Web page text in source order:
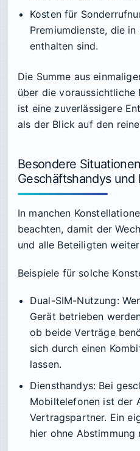
Kosten für
Premiumdienste, die
enthalten sind.
Die Summe aus
über die voraussichtliche
ist eine zuverlässigere
als der Blick auf den
Besondere
Geschäftshandys und
In manchen
beachten, damit der
und alle Beteiligten
Beispiele für solche
Dual-SIM-Nutzung:
Gerät betrieben
ob beide Verträge
sich durch einen
lassen.
Diensthandys: Bei
Mobiltelefonen ist der
Vertragspartner. Ein
hier ohne Abstimmung